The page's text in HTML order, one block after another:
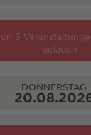
5
geladen
DONNERSTAG